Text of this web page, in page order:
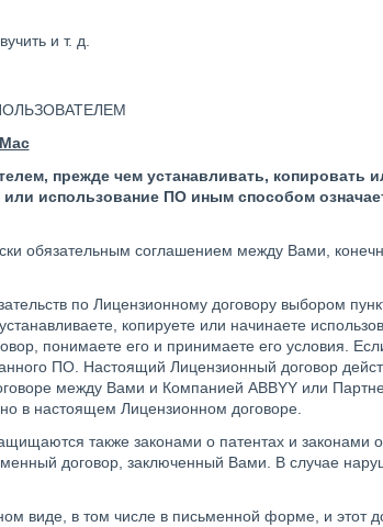
и т. д.
прежде чем устанавливать, копировать
использование ПО иным способом
обязательным соглашением между Вами,
по Лицензионному договору выбором
копируете или начинаете
понимаете его и принимаете его условия.
ПО. Настоящий Лицензионный договор
между Вами и Компанией ABBYY или
в настоящем Лицензионном договоре.
также законами о патентах и законами о
договор, заключенный Вами. В случае
виде, в том числе в письменной форме, и этот